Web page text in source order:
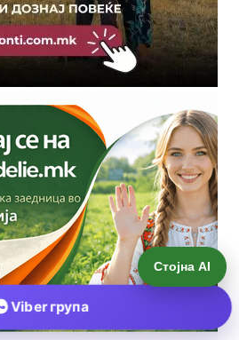
Стојна AI
Viber група